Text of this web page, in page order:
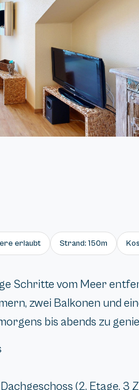
erlaubt Strand: 150m
Schritte vom Meer
zwei Balkonen und
bis abends zu
(2. Etage, 3